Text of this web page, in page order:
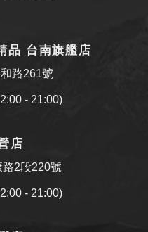
品 台南旗艦店
路261號
- 21:00)
店
2段220號
- 21:00)